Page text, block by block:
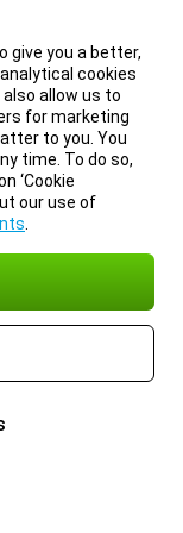
give you a better,
cookies
also allow us to
for marketing
to you. You
time. To do so,
‘Cookie
our use of